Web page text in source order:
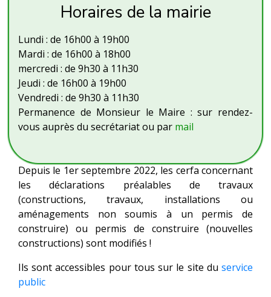
Horaires de la mairie
Lundi : de 16h00 à 19h00
Mardi : de 16h00 à 18h00
mercredi : de 9h30 à 11h30
Jeudi : de 16h00 à 19h00
Vendredi : de 9h30 à 11h30
Permanence de Monsieur le Maire : sur rendez-
vous auprès du secrétariat ou par mail
Depuis le 1er septembre 2022, les cerfa concernant
les déclarations préalables de travaux
(constructions, travaux, installations ou
aménagements non soumis à un permis de
construire) ou permis de construire (nouvelles
constructions) sont modifiés !
Ils sont accessibles pour tous sur le site du service
public